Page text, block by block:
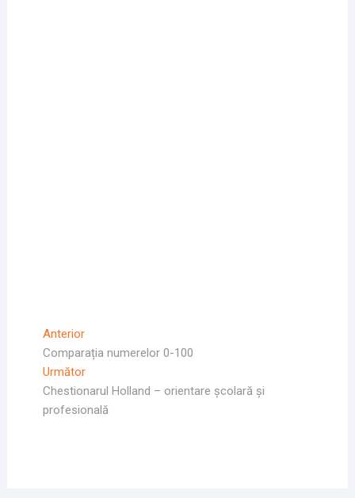
Navigare
în
articole
AnteriorArticolul
Anterior
Comparația numerelor 0-100
UrmătorArticolul
Următor:
Chestionarul Holland – orientare școlară și
profesională